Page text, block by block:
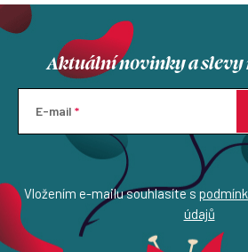
Aktuální novinky a slevy
E-mail
Vložením e-mailu souhlasíte s
údajů